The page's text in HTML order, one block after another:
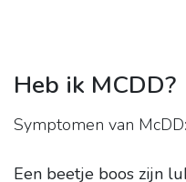
Heb ik MCDD?
Symptomen van McDD:
Een beetje boos zijn